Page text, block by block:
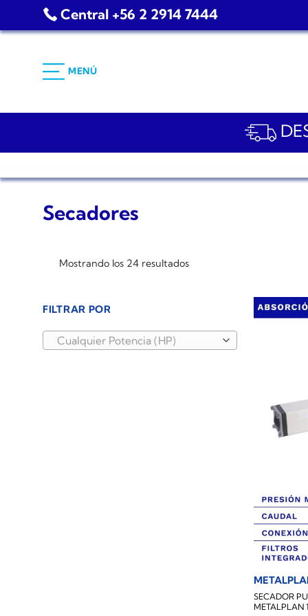
Central +56 2 2914 7444
MENÚ
Secadores
Mostrando los 24 resultados
FILTRAR POR
Cualquier Potencia (HP)
SECADOR
METALPLAN